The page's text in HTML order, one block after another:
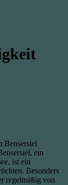
Bensersiel
ein
ist ein
Besonders
regelmäßig von